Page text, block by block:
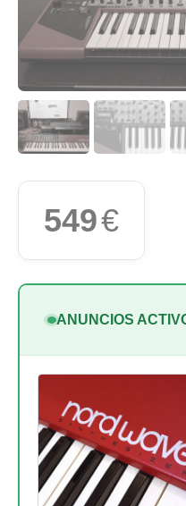
549€
ANUNCIOS